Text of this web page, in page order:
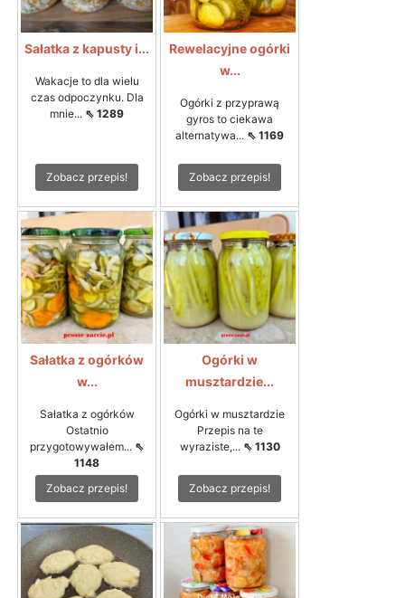
Sałatka z kapusty i...
Wakacje to dla wielu
czas odpoczynku. Dla
mnie... ⇖ 1289
Zobacz przepis!
Rewelacyjne ogórki
w...
Ogórki z przyprawą
gyros to ciekawa
alternatywa... ⇖ 1169
Zobacz przepis!
Sałatka z ogórków
w...
Sałatka z ogórków
Ostatnio
przygotowywałem... ⇖
1148
Zobacz przepis!
Ogórki w
musztardzie...
Ogórki w musztardzie
Przepis na te
wyraziste,... ⇖ 1130
Zobacz przepis!